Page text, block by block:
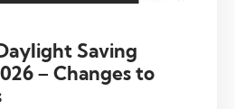
Saving
– Changes to